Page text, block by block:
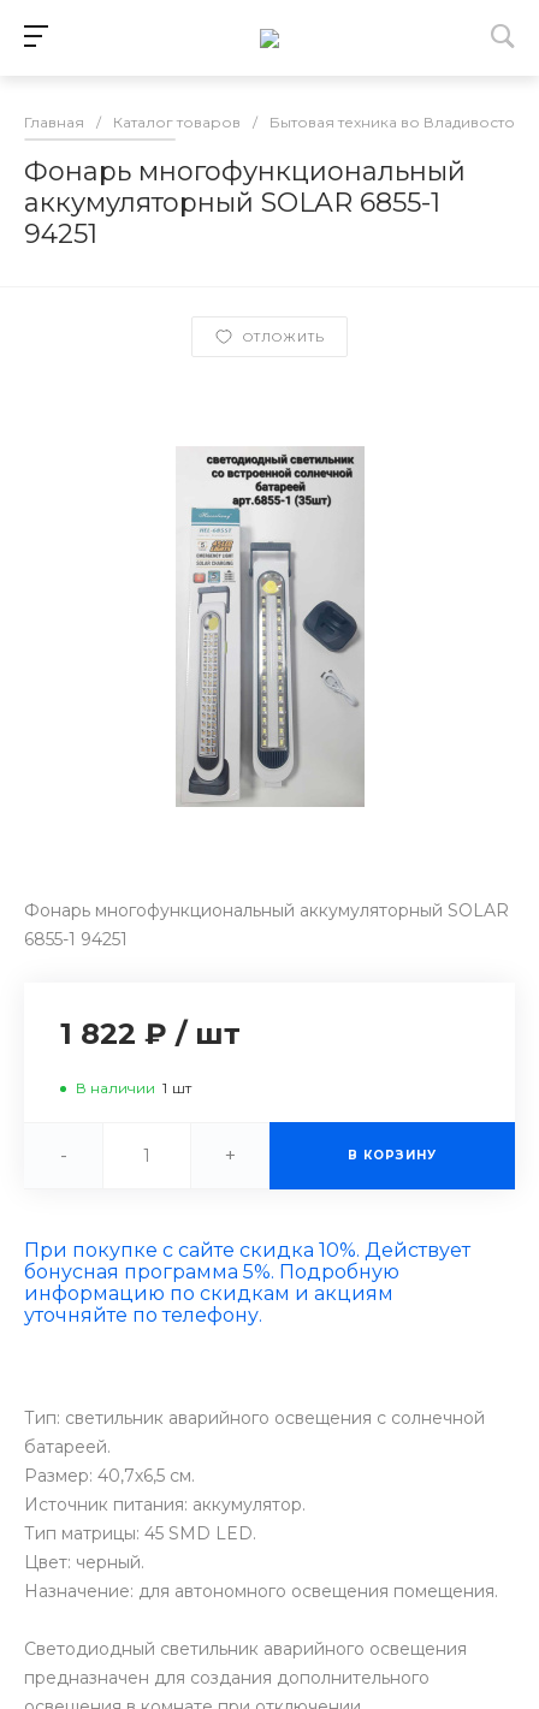
Главная / Каталог товаров / Бытовая техника во Владивостоке
Фонарь многофункциональный
аккумуляторный SOLAR 6855-1
94251
ОТЛОЖИТЬ
Фонарь многофункциональный аккумуляторный SOLAR
6855-1 94251
1 822 ₽ / шт
В наличии 1 шт
- + В КОРЗИНУ
При покупке с сайте скидка 10%. Действует
бонусная программа 5%. Подробную
информацию по скидкам и акциям
уточняйте по телефону.
Тип: светильник аварийного освещения с солнечной
батареей.
Размер: 40,7х6,5 см.
Источник питания: аккумулятор.
Тип матрицы: 45 SMD LED.
Цвет: черный.
Назначение: для автономного освещения помещения.
Светодиодный светильник аварийного освещения
предназначен для создания дополнительного